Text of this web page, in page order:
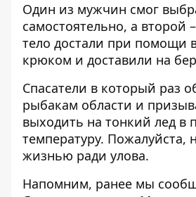
Один из мужчин смог
самостоятельно, а второй
тело достали при помощи
крюком и доставили на
Спасатели в который раз
рыбакам области и
выходить на тонкий лед в
температуру. Пожалуйста,
жизнью ради улова.
Напомним, ранее мы